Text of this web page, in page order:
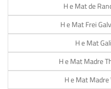
H e Mat de
H e Mat Frei
H e Mat
H e Mat Madre
H e Mat